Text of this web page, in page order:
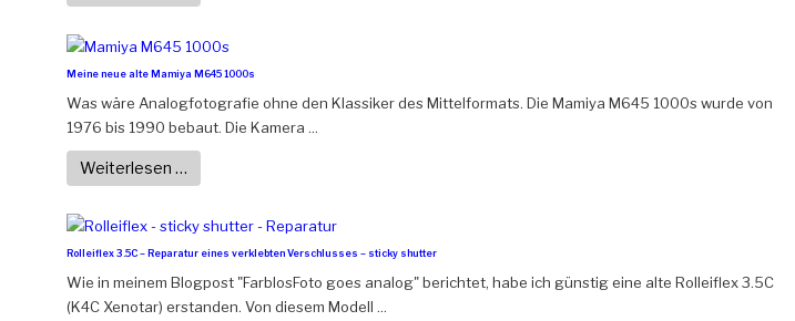
Meine neue alte Mamiya M645 1000s
Was wäre Analogfotografie ohne den Klassiker des Mittelformats. Die Mamiya M645 1000s wurde von
1976 bis 1990 bebaut. Die Kamera ...
Weiterlesen …
Rolleiflex 3.5C – Reparatur eines verklebten Verschlusses – sticky shutter
Wie in meinem Blogpost "FarblosFoto goes analog" berichtet, habe ich günstig eine alte Rolleiflex 3.5C
(K4C Xenotar) erstanden. Von diesem Modell ...